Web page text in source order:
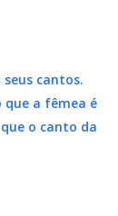
cantos.
que a fêmea é
o canto da